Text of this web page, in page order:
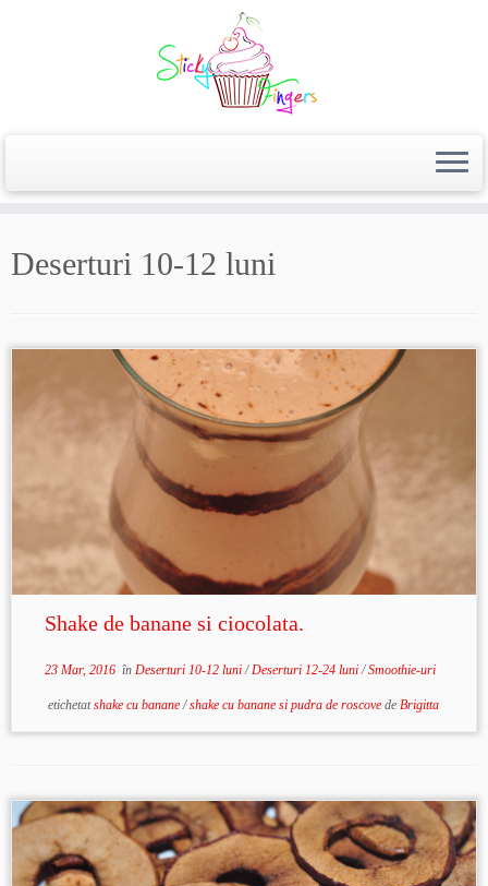
Deserturi 10-12 luni
Shake de banane si ciocolata.
23 Mar, 2016în Deserturi 10-12 luni/Deserturi 12-24 luni/Smoothie-uri
etichetatshake cu banane/shake cu banane si pudra de roscove de Brigitta